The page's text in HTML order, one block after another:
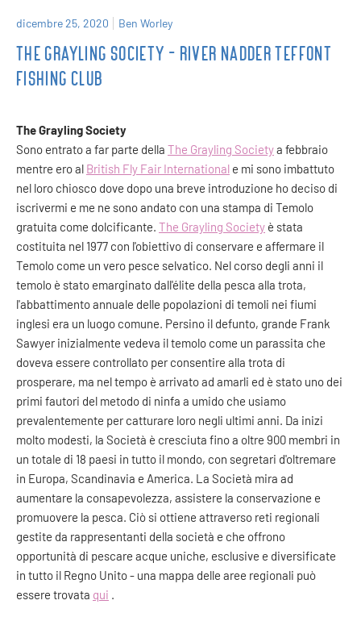
dicembre 25, 2020 Ben Worley
THE GRAYLING SOCIETY - RIVER NADDER TEFFONT
FISHING CLUB
The Grayling Society
Sono entrato a far parte della The Grayling Societya febbraio
mentre eroal British Fly Fair International e mi sono imbattuto
nel loro chiosco dove dopo una breve introduzione ho deciso di
iscrivermi e me ne sono andato con una stampa di Temolo
gratuita come dolcificante. The Grayling Society è stata
costituita nel 1977 con l'obiettivo di conservare e affermare il
Temolo come un vero pesce selvatico. Nel corso degli anni il
temolo è stato emarginato dall'élite della pesca alla trota,
l'abbattimento annuale delle popolazioni di temoli nei fiumi
inglesi era un luogo comune. Persino il defunto, grande Frank
Sawyer inizialmente vedeva il temolo come un parassita che
doveva essere controllato per consentire alla trota di
prosperare, ma nel tempo è arrivato ad amarli ed è stato uno dei
primi fautori del metodo di ninfa a umido che usiamo
prevalentemente per catturare loro negli ultimi anni. Da inizi
molto modesti, la Società è cresciuta fino a oltre 900 membri in
un totale di 18 paesi in tutto il mondo, con segretari d'oltremare
in Europa, Scandinavia e America. La Società mira ad
aumentare la consapevolezza, assistere la conservazione e
promuovere la pesca. Ciò si ottiene attraverso reti regionali
gestite da rappresentanti della società e che offrono
opportunità di pescare acque uniche, esclusive e diversificate
in tutto il Regno Unito - una mappa delle aree regionali può
essere trovata qui